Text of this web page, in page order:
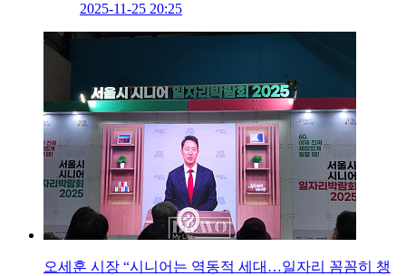
2025-11-25 20:25
오세훈 시장 “시니어는 역동적 세대…일자리 꼼꼼히 챙